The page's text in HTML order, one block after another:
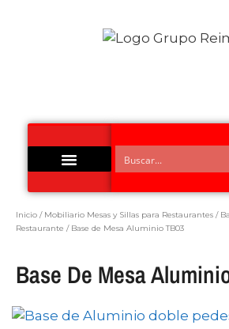
Inicio / Mobiliario Mesas y Sillas para Restaurantes /
Restaurante / Base de Mesa Aluminio TB03
Base De Mesa